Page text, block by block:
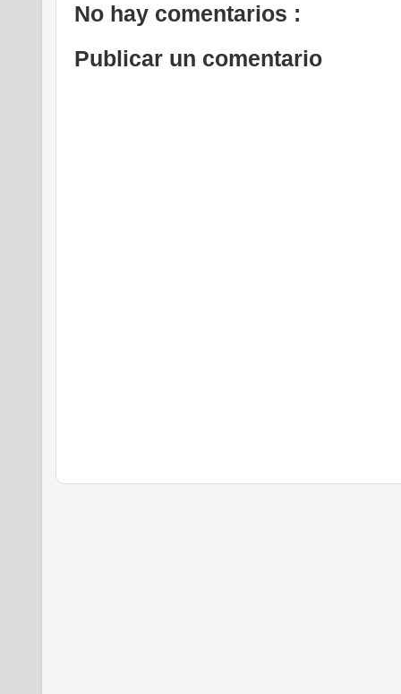
No hay comentarios :
Publicar un comentario